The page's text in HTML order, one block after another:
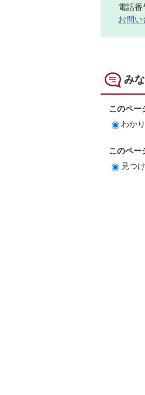
電話番
お問い
み
このペー
わか
このペー
見つ